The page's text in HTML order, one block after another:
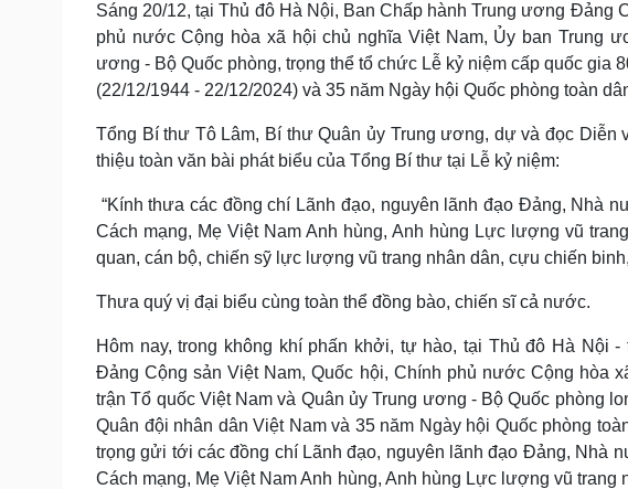
eSports
Hậu trường
Sức khỏe
Cây thuốc
Sản phụ khoa
Nam khoa
Làm đẹp - giảm cân
Phòng mạch online
Ăn sạch sống khỏe
Đời sống
Blog
Tình yêu - Gia đình
Văn hóa
Văn học
Âm nhạc
Cải chính
Sáng 20/12, tại Thủ đô Hà Nội, Ban Chấp hành Trung ương Đảng
phủ nước Cộng hòa xã hội chủ nghĩa Việt Nam, Ủy ban Trung
ương - Bộ Quốc phòng, trọng thể tổ chức Lễ kỷ niệm cấp quốc gia
(22/12/1944 - 22/12/2024) và 35 năm Ngày hội Quốc phòng toàn
Tổng Bí thư Tô Lâm, Bí thư Quân ủy Trung ương, dự và đọc
thiệu toàn văn bài phát biểu của Tổng Bí thư tại Lễ kỷ niệm:
“Kính thưa các đồng chí Lãnh đạo, nguyên lãnh đạo Đảng, Nhà
Cách mạng, Mẹ Việt Nam Anh hùng, Anh hùng Lực lượng vũ
quan, cán bộ, chiến sỹ lực lượng vũ trang nhân dân, cựu chiến
Thưa quý vị đại biểu cùng toàn thể đồng bào, chiến sĩ cả nước.
Hôm nay, trong không khí phấn khởi, tự hào, tại Thủ đô Hà Nội
Đảng Cộng sản Việt Nam, Quốc hội, Chính phủ nước Cộng hòa
trận Tổ quốc Việt Nam và Quân ủy Trung ương - Bộ Quốc phòng
Quân đội nhân dân Việt Nam và 35 năm Ngày hội Quốc phòng
trọng gửi tới các đồng chí Lãnh đạo, nguyên lãnh đạo Đảng, Nhà
Cách mạng, Mẹ Việt Nam Anh hùng, Anh hùng Lực lượng vũ